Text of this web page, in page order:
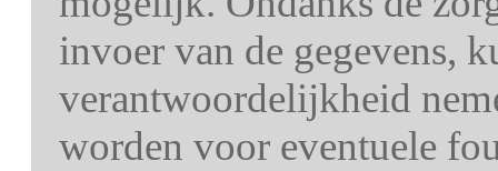
invoer van de gegevens,
verantwoordelijkheid
worden voor eventuele